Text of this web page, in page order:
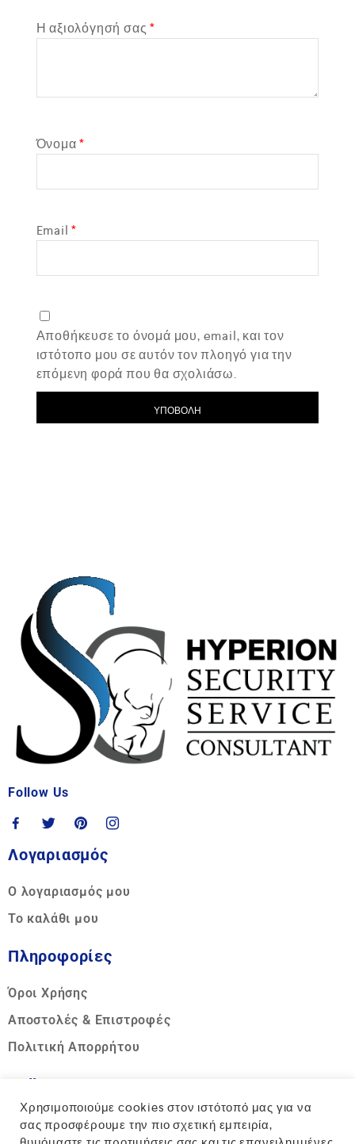
Η αξιολόγησή σας*
Όνομα*
Email*
Αποθήκευσε το όνομά μου, email, και τον
ιστότοπο μου σε αυτόν τον πλοηγό για την
επόμενη φορά που θα σχολιάσω.
Follow Us
Λογαριασμός
Ο λογαριασμός μου
Το καλάθι μου
Πληροφορίες
Όροι Χρήσης
Αποστολές & Επιστροφές
Πολιτική Απορρήτου
Call us
Hotline:
Χρησιμοποιούμε cookies στον ιστότοπό μας για να
σας προσφέρουμε την πιο σχετική εμπειρία,